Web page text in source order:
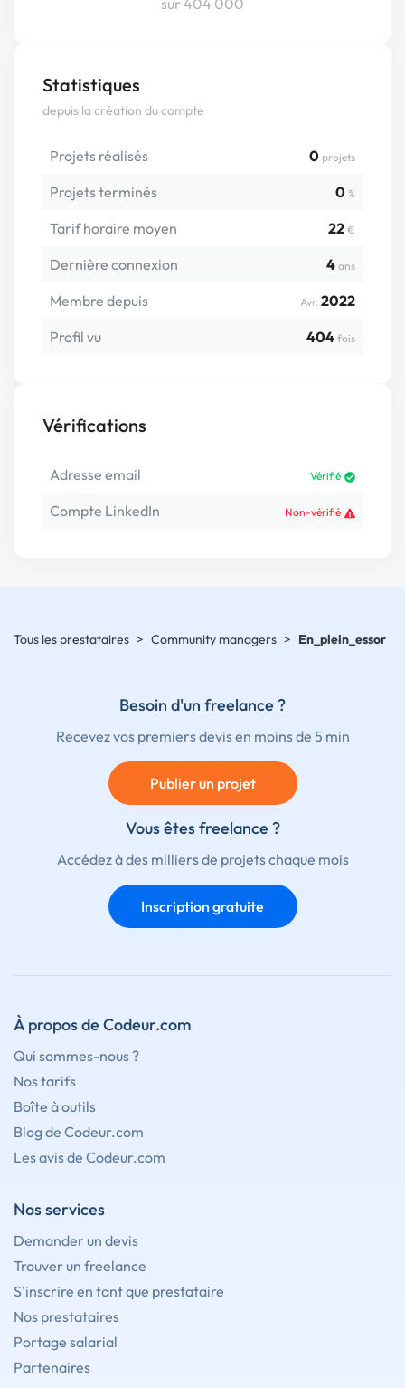
sur 404 000
Statistiques
depuis la création du compte
Projets réalisés 0 projets
Projets terminés 0 %
Tarif horaire moyen 22 €
Dernière connexion 4 ans
Membre depuis Avr. 2022
Profil vu
404 fois
Vérifications
Adresse email Vérifié
Compte LinkedIn Non-vérifié
Tous les prestataires > Community managers > En_plein_essor
Besoin d'un freelance ?
Recevez vos premiers devis en moins de 5 min
Publier un projet
Vous êtes freelance ?
Accédez à des milliers de projets chaque mois
Inscription gratuite
À propos de Codeur.com
Qui sommes-nous ?
Nos tarifs
Boîte à outils
Blog de Codeur.com
Les avis de Codeur.com
Nos services
Demander un devis
Trouver un freelance
S'inscrire en tant que prestataire
Nos prestataires
Portage salarial
Partenaires